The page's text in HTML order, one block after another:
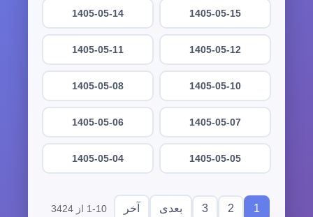
1405-05-15
1405-05-14
1405-05-12
1405-05-11
1405-05-10
1405-05-08
1405-05-07
1405-05-06
1405-05-05
1405-05-04
1
2
3 بعدی آخر 1-10 از 3424